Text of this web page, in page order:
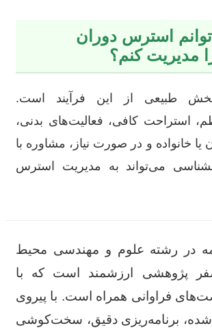
استرس دوران
مدیریت کنم؟
طبیعی از این فرآیند است.
استراحت کافی، فعالیت‌های بدنی،
خانواده و در صورت نیاز، مشاوره با
می‌تواند به مدیریت استرس
در رشته علوم و مهندسی محیط
پژوهشی ارزشمند است که با
فراوانی همراه است. با پیروی
برنامه‌ریزی دقیق، سخت‌کوشی